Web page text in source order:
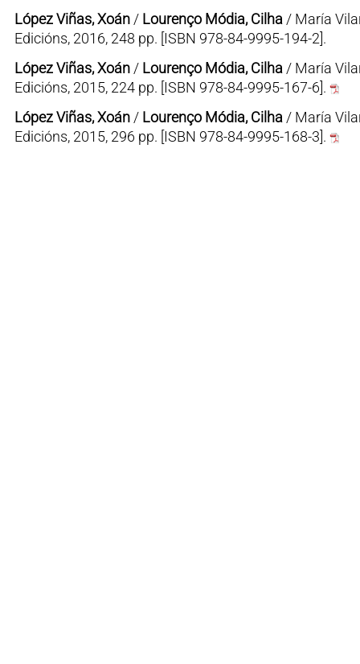
López Viñas, Xoán/ Lourenço Módia, Cilha / María
Edicións, 2016, 248 pp. [ISBN 978-84-9995-194-2].
López Viñas, Xoán/ Lourenço Módia, Cilha / María
Edicións, 2015, 224 pp. [ISBN 978-84-9995-167-6].
López Viñas, Xoán/ Lourenço Módia, Cilha / María
Edicións, 2015, 296 pp. [ISBN 978-84-9995-168-3].